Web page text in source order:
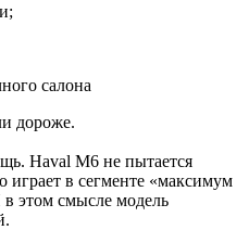
салона
дороже.
Haval M6 не пытается
играет в сегменте «максимум
в этом смысле модель